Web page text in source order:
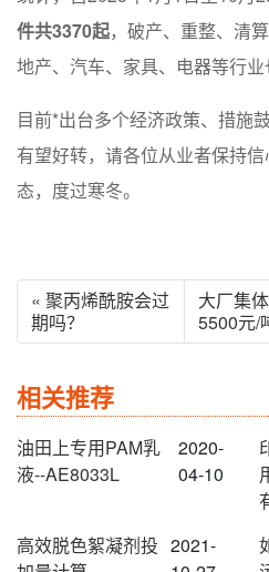
件共3370起，破产、重整、清
地产、汽车、家具、电器等行业
目前*出台多个经济政策、措施
有望好转，请各位从业者保持
态，度过寒冬。
« 聚丙烯酰胺会过
期吗？
大厂集
5500元/
相关推荐
油田上专用PAM乳
液--AE8033L
2020-
04-10
高效脱色絮凝剂投 2021-